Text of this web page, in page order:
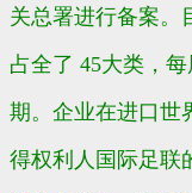
关总署进行备案。
占全了 45大类，
期。企业在进口世
得权利人国际足联